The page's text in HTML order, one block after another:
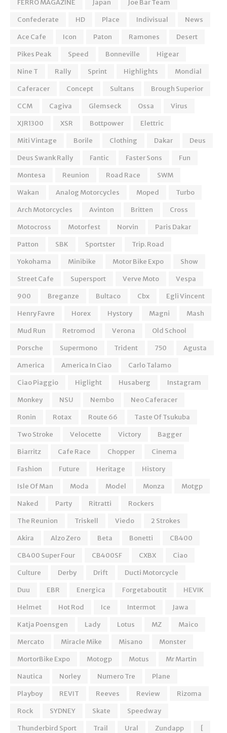
FERRO MAGAZINE Japan
Joe Bar Team
Confederate
HD Place Indivisual
News
Ace Cafe
Icon Paton Ramones
Desert
Pikes Peak
Speed Bonneville
Higear
Nine T
Rally Sprint Highlights
Mondial
Caferacer
Concept Sultans
Brough Superior
CCM
Cagiva Glemseck Ossa
Virus
XJR1300
XSR Bottpower
Elettric
Miti Vintage
Borile Clothing Dakar
Deus
Deus Swank Rally
Fantic Faster Sons
Fun
Montesa
Reunion Road Race
SWM
Wakan
Analog Motorcycles Moped
Turbo
Arch Motorcycles
Avinton Britten
Cross
Motocross
Motorfest Norvin
Paris Dakar
Patton
SBK Sportster
Trip. Road
Yokohama
Minibike Motor Bike Expo
Show
Street Cafe
Supersport Verve Moto
Vespa
900
Breganze Bultaco Cbx
Egli Vincent
Henry Favre
Horex Hystory Magni
Mash
Mud Run
Retromod Verona
Old School
Porsche
Supermono Trident 750
Agusta
America
America In Ciao
Carlo Talamo
Ciao Piaggio
Higlight Husaberg
Instagram
Monkey
NSU Nembo
Neo Caferacer
Ronin
Rotax Route 66
Taste Of Tsukuba
Two Stroke
Velocette Victory
Bagger
Biarritz
Cafe Race Chopper
Cinema
Fashion
Future Heritage
History
Isle Of Man
Moda Model Monza
Motgp
Naked
Party Ritratti
Rockers
The Reunion
Triskell Viedo
2 Strokes
Akira
Alzo Zero Beta Bonetti
CB400
CB400 Super Four
CB400SF CXBX
Ciao
Culture
Derby Drift
Ducti Motorcycle
Duu
EBR Energica Forgetaboutit
HEVIK
Helmet
Hot Rod Ice Intermot
Jawa
Katja Poensgen
Lady Lotus MZ
Maico
Mercato
Miracle Mike Misano
Monster
MortorBike Expo
Motogp Motus
Mr Martin
Nautica
Norley Numero Tre
Plane
Playboy
REVIT Reeves Review
Rizoma
Rock
SYDNEY Skate
Speedway
Thunderbird Sport
Trail Ural Zundapp
[